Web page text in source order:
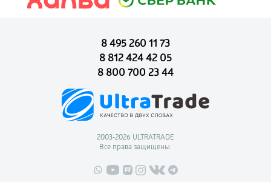
8 495 260 11 73
8 812 424 42 05
8 800 700 23 44
2003-2026 ULTRATRADE
Все права защищены.